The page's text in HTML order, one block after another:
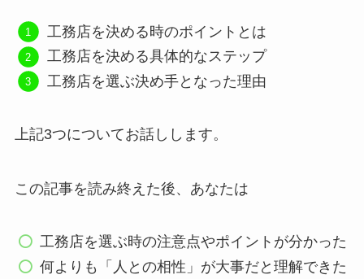
工務店を決める時のポイントとは
工務店を決める具体的なステップ
工務店を選ぶ決め手となった理由
上記3つについてお話しします。
この記事を読み終えた後、あなたは
工務店を選ぶ時の注意点やポイントが分かった
何よりも「人との相性」が大事だと理解できた